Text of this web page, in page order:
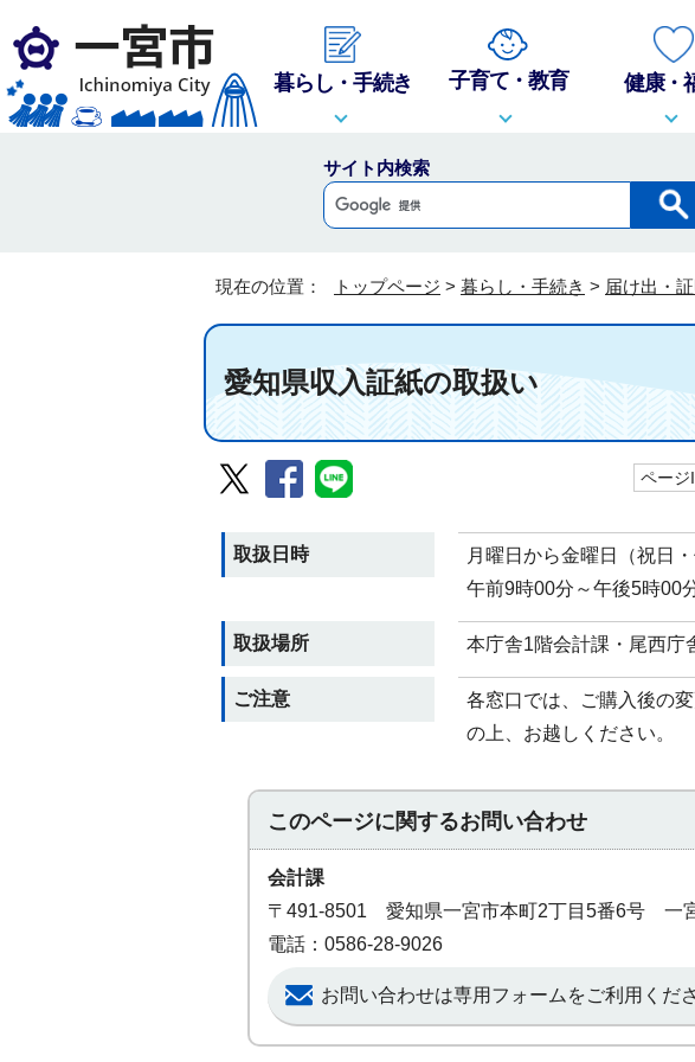
暮らし・手続き 子育て・教育 健康・
サイト内検索
現在の位置： トップページ > 暮らし・手続き > 届け出・
愛知県収入証紙の取扱い
ページ
取扱日時
月曜日から金曜日（祝日・
午前9時00分～午後5時00
取扱場所 本庁舎1階会計課・尾西庁
ご注意
各窓口では、ご購入後の
の上、お越しください。
このページに関するお問い合わせ
会計課
〒491-8501 愛知県一宮市本町2丁目5番6号 一
電話：0586-28-9026
お問い合わせは専用フォームをご利用くださ